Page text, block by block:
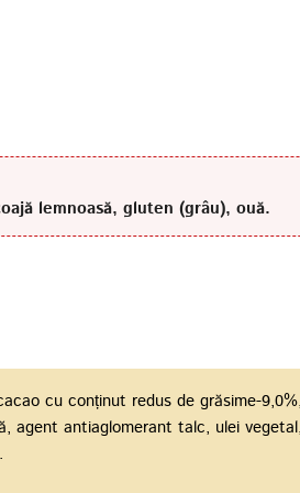
lemnoasă, gluten (grâu), ouă.
cu conținut redus de grăsime-
agent antiaglomerant talc, ulei